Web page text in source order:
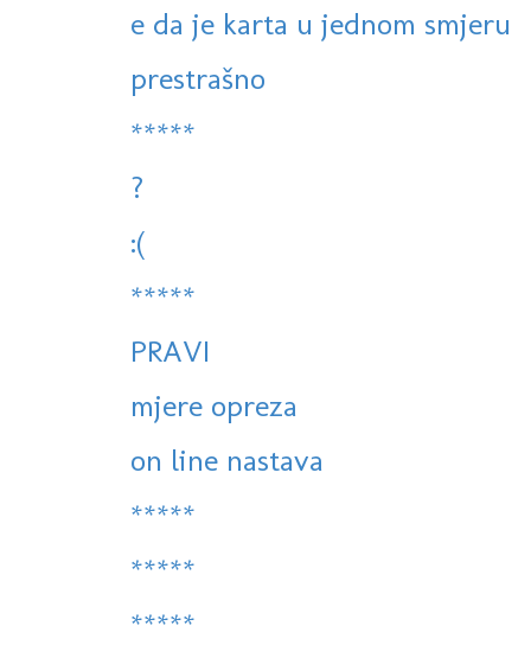
e da je karta u jednom smjeru
prestrašno
*****
?
:(
*****
PRAVI
mjere opreza
on line nastava
*****
*****
*****